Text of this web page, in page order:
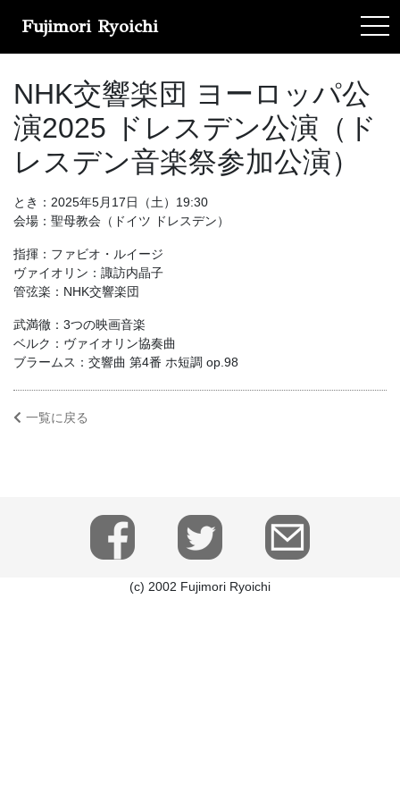
Fujimori Ryoichi
NHK交響楽団 ヨーロッパ公
演2025 ドレスデン公演（ド
レスデン音楽祭参加公演）
とき：2025年5月17日（土）19:30
会場：聖母教会（ドイツ ドレスデン）
指揮：ファビオ・ルイージ
ヴァイオリン：諏訪内晶子
管弦楽：NHK交響楽団
武満徹：3つの映画音楽
ベルク：ヴァイオリン協奏曲
ブラームス：交響曲 第4番 ホ短調 op.98
一覧に戻る
(c) 2002 Fujimori Ryoichi